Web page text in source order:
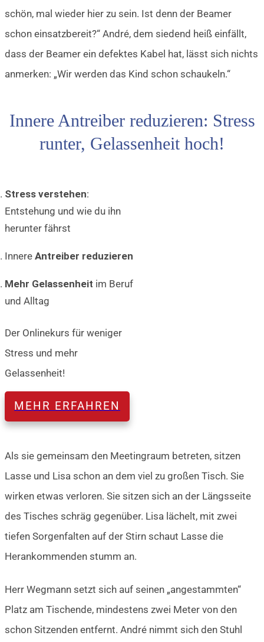
schön, mal wieder hier zu sein. Ist denn der Beamer
schon einsatzbereit?“ André, dem siedend heiß einfällt,
dass der Beamer ein defektes Kabel hat, lässt sich nichts
anmerken: „Wir werden das Kind schon schaukeln.“
Innere Antreiber reduzieren: Stress
runter, Gelassenheit hoch!
Stress verstehen:
Entstehung und wie du ihn
herunter fährst
Innere Antreiber reduzieren
Mehr Gelassenheit im Beruf
und Alltag
Der Onlinekurs für weniger
Stress und mehr
Gelassenheit!
MEHR ERFAHREN
Als sie gemeinsam den Meetingraum betreten, sitzen
Lasse und Lisa schon an dem viel zu großen Tisch. Sie
wirken etwas verloren. Sie sitzen sich an der Längsseite
des Tisches schräg gegenüber. Lisa lächelt, mit zwei
tiefen Sorgenfalten auf der Stirn schaut Lasse die
Herankommenden stumm an.
Herr Wegmann setzt sich auf seinen „angestammten“
Platz am Tischende, mindestens zwei Meter von den
schon Sitzenden entfernt. André nimmt sich den Stuhl